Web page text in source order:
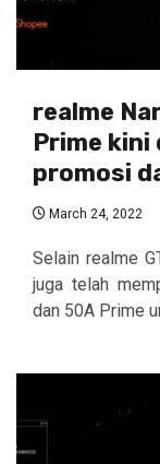
realme
Prime kini
promosi
March 24, 2022
Selain realme
juga telah
dan 50A Prime